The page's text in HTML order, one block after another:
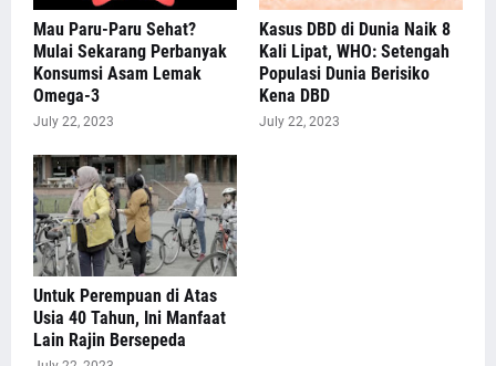
Mau Paru-Paru Sehat?
Mulai Sekarang Perbanyak
Konsumsi Asam Lemak
Omega-3
July 22, 2023
Kasus DBD di Dunia Naik 8
Kali Lipat, WHO: Setengah
Populasi Dunia Berisiko
Kena DBD
July 22, 2023
Untuk Perempuan di Atas
Usia 40 Tahun, Ini Manfaat
Lain Rajin Bersepeda